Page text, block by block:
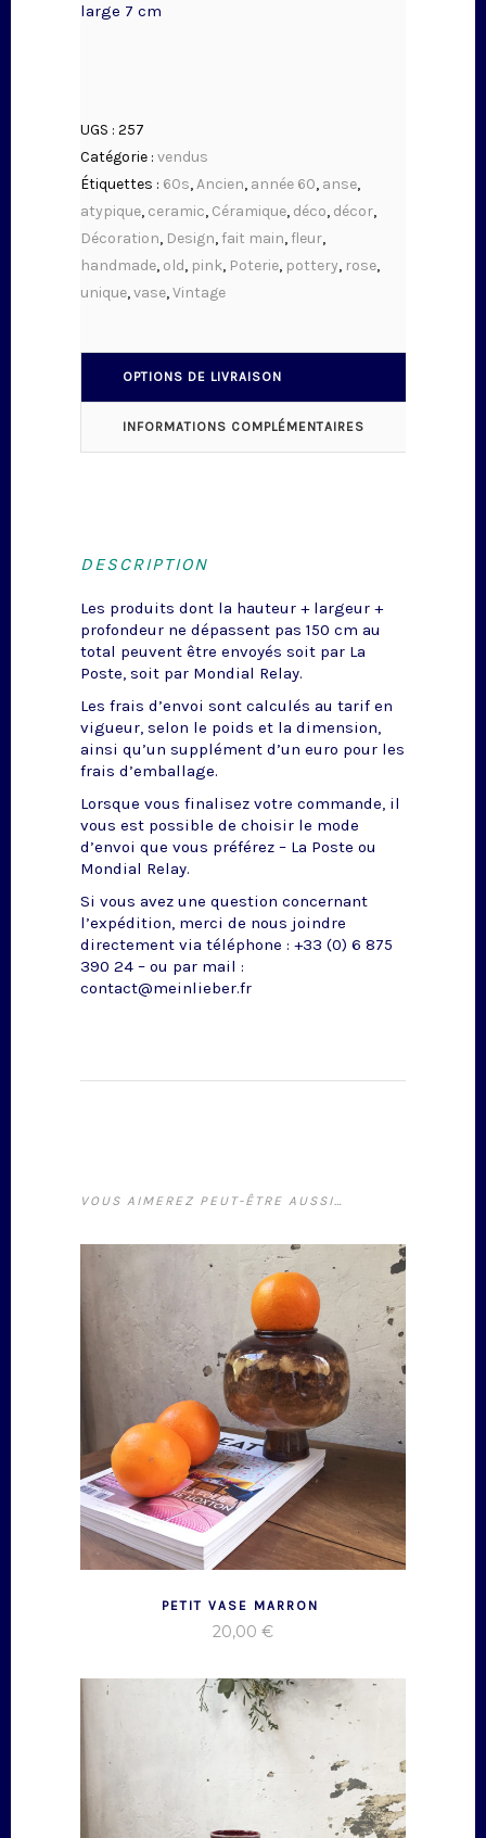
large 7 cm
UGS : 257
Catégorie : vendus
Étiquettes : 60s,Ancien, année 60, anse,
atypique, ceramic, Céramique, déco, décor,
Décoration, Design,fait main,fleur,
handmade, old, pink, Poterie, pottery, rose,
unique,vase,Vintage
OPTIONS DE LIVRAISON
INFORMATIONS COMPLÉMENTAIRES
DESCRIPTION
Les produits dont la hauteur + largeur +
profondeur ne dépassent pas 150 cm au
total peuvent être envoyés soit par La
Poste, soit par Mondial Relay.
Les frais d’envoi sont calculés au tarif en
vigueur, selon le poids et la dimension,
ainsi qu’un supplément d’un euro pour les
frais d’emballage.
Lorsque vous finalisez votre commande, il
vous est possible de choisir le mode
d’envoi que vous préférez – La Poste ou
Mondial Relay.
Si vous avez une question concernant
l’expédition, merci de nous joindre
directement via téléphone : +33 (0) 6 875
390 24 – ou par mail :
contact@meinlieber.fr
VOUS AIMEREZ PEUT-ÊTRE AUSSI…
PETIT VASE MARRON
20,00 €